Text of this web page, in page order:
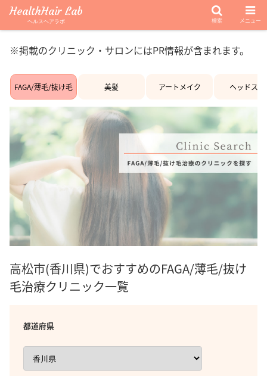
※掲載のクリニック・サロンにはPR情報が含まれます。
FAGA/薄毛/抜け毛 美髪 アートメイク ヘッドスパ
高松市(香川県)でおすすめのFAGA/薄毛/抜け
毛治療クリニック一覧
都道府県
HealthHair Lab
ヘルスヘアラボ 検索 メニュー